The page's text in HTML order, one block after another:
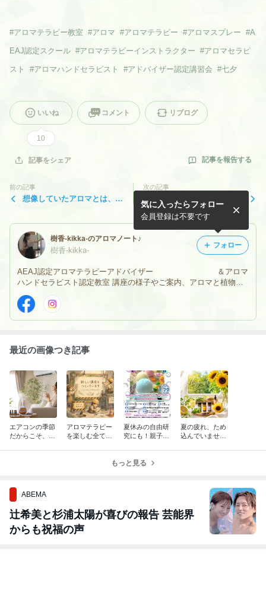
#アロマテラピー教室 #アロマ #アロマテラピー #アロマスプレー #A
EAJ認定スクール #アロマテラピーインストラクター #アロマセラピ
スト #アロマハンドセラピスト #アドバイザー認定講習会 #七夕
いいね
10
コメント リブログ
記事をシェア 記事を報告する
前の記事
想像していたアロマとは、ま
次の記事
「学ぶこと」が「自信」に変
わる瞬間 ～プライベートレ
ッスンにて～
樹香-kikka-のアロマノート♪
樹香-kikka-
AEAJ認定アロマテラピーアドバイザー ＆アロマ
ハンドセラピスト認定教室 講座の様子やご案内、アロマと植物に
アロマな旅なども綴っています☆ ホームページと共に宜しくお願
いいたします♪
気に入ったらフォロー
会員登録は不要です
フォロー
最近の画像つき記事
エアコンの季節
だからこそ、香
アロマテラピー
を楽しむ全ての
夏休みの自由研
究にも！親子で
♪
夏の疲れ、ため
込んでいません
もっと見る
ABEMA
辻希美と杉浦太陽が喜びの報告 芸能界
からも祝福の声